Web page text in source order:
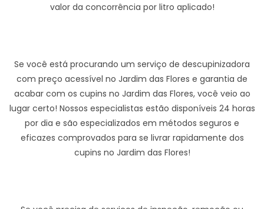
valor da concorrência por litro aplicado!
Se você está procurando um serviço de descupinizadora
com preço acessível no Jardim das Flores e garantia de
acabar com os cupins no Jardim das Flores, você veio ao
lugar certo! Nossos especialistas estão disponíveis 24 horas
por dia e são especializados em métodos seguros e
eficazes comprovados para se livrar rapidamente dos
cupins no Jardim das Flores!